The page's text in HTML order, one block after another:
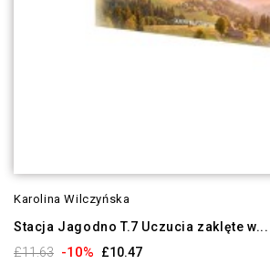
Karolina Wilczyńska
Stacja Jagodno T.7 Uczucia zaklęte
£11.63 -10% £10.47